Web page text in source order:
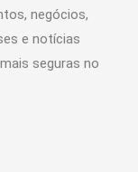
negócios,
e notícias
seguras no